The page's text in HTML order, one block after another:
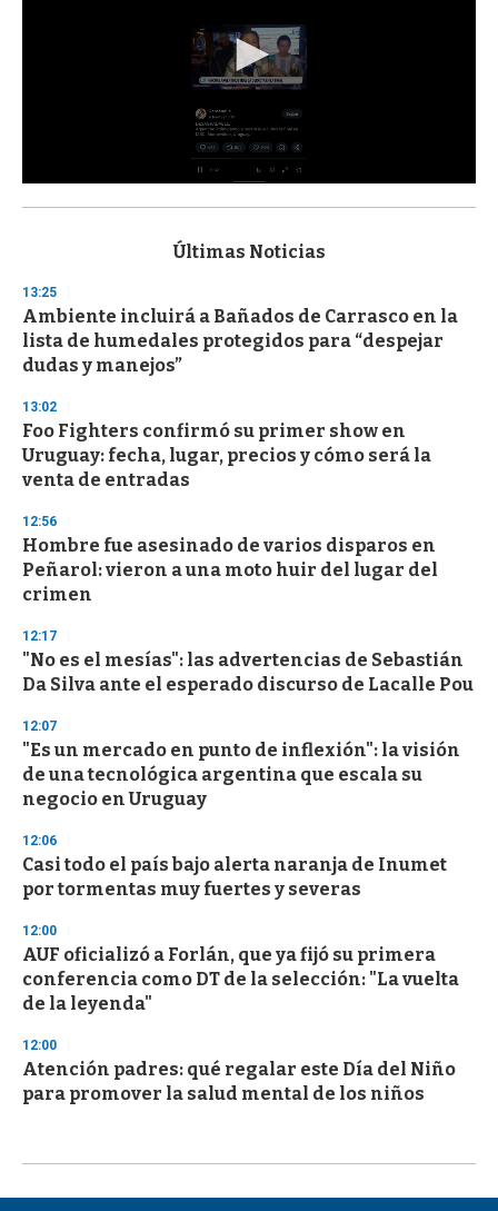
s
d
s
o
f
3
s
e
c
o
n
Últimas Noticias
13:25
Ambiente incluirá a Bañados de Carrasco en la
lista de humedales protegidos para “despejar
dudas y manejos”
13:02
Foo Fighters confirmó su primer show en
Uruguay: fecha, lugar, precios y cómo será la
venta de entradas
12:56
Hombre fue asesinado de varios disparos en
Peñarol: vieron a una moto huir del lugar del
crimen
12:17
"No es el mesías": las advertencias de Sebastián
Da Silva ante el esperado discurso de Lacalle Pou
12:07
"Es un mercado en punto de inflexión": la visión
de una tecnológica argentina que escala su
negocio en Uruguay
12:06
Casi todo el país bajo alerta naranja de Inumet
por tormentas muy fuertes y severas
12:00
AUF oficializó a Forlán, que ya fijó su primera
conferencia como DT de la selección: "La vuelta
de la leyenda"
12:00
Atención padres: qué regalar este Día del Niño
para promover la salud mental de los niños